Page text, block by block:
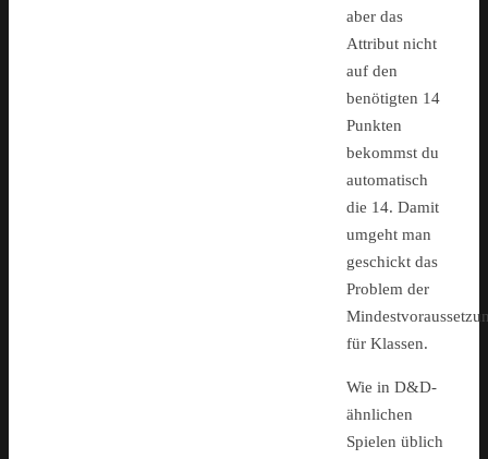
aber das
Attribut nicht
auf den
benötigten 14
Punkten
bekommst du
automatisch
die 14. Damit
umgeht man
geschickt das
Problem der
für Klassen.
Wie in D&D-
ähnlichen
Spielen üblich